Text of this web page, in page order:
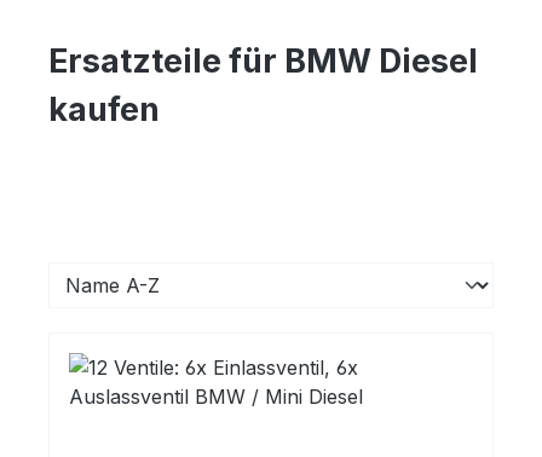
Ersatzteile für BMW Diesel
kaufen